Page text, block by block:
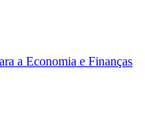
a Economia e Finanças